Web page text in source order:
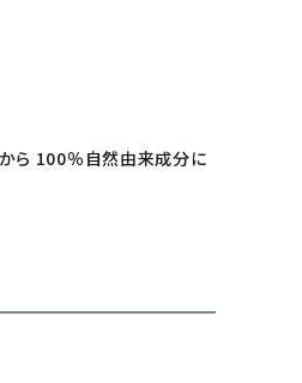
から 100％自然由来成分に